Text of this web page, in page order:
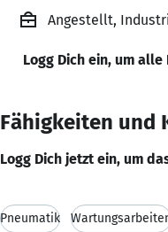
Angestellt,
Logg Dich ein, um alle
Fähigkeiten und
Logg Dich jetzt ein, um
Pneumatik